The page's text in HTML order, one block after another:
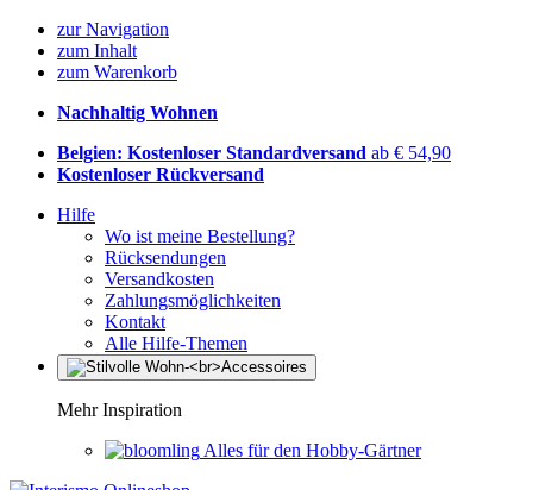
zur Navigation
zum Inhalt
zum Warenkorb
Nachhaltig Wohnen
Belgien: Kostenloser Standardversand ab € 54,90
Kostenloser Rückversand
Hilfe
Wo ist meine Bestellung?
Rücksendungen
Versandkosten
Zahlungsmöglichkeiten
Kontakt
Alle Hilfe-Themen
Mehr Inspiration
Alles für den Hobby-Gärtner